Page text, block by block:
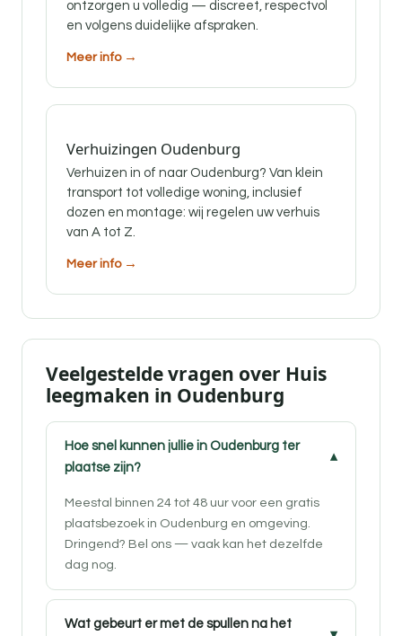
ontzorgen u volledig — discreet, respectvol
en volgens duidelijke afspraken.
Meer info →
Verhuizingen Oudenburg
Verhuizen in of naar Oudenburg? Van klein
transport tot volledige woning, inclusief
dozen en montage: wij regelen uw verhuis
van A tot Z.
Meer info →
Veelgestelde vragen over Huis
leegmaken in Oudenburg
Hoe snel kunnen jullie in Oudenburg ter
plaatse zijn?
Meestal binnen 24 tot 48 uur voor een gratis
plaatsbezoek in Oudenburg en omgeving.
Dringend? Bel ons — vaak kan het dezelfde
dag nog.
Wat gebeurt er met de spullen na het